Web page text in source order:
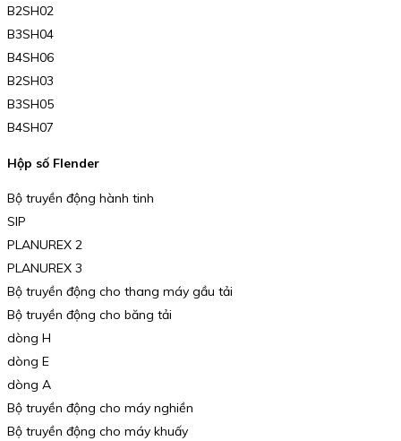
B2SH02
B3SH04
B4SH06
B2SH03
B3SH05
B4SH07
Hộp số Flender
Bộ truyền động hành tinh
SIP
PLANUREX 2
PLANUREX 3
Bộ truyền động cho thang máy gầu tải
Bộ truyền động cho băng tải
dòng H
dòng E
dòng A
Bộ truyền động cho máy nghiền
Bộ truyền động cho máy khuấy